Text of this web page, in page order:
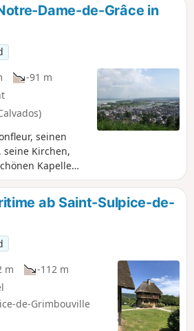
Dame-de-Grâce in
-91 m
seinen
seine Kirchen,
Kapelle
schöner Ausblick
die Mündung
de Normandie.
ab Saint-Sulpice-de-
m
-112 m
de-Grimbouville